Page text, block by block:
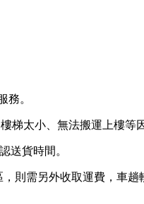
務。
太小、無法搬運上樓等
送貨時間。
則需另外收取運費，車